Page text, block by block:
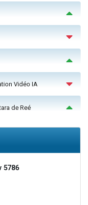
Vidéo IA
de Reé
5786